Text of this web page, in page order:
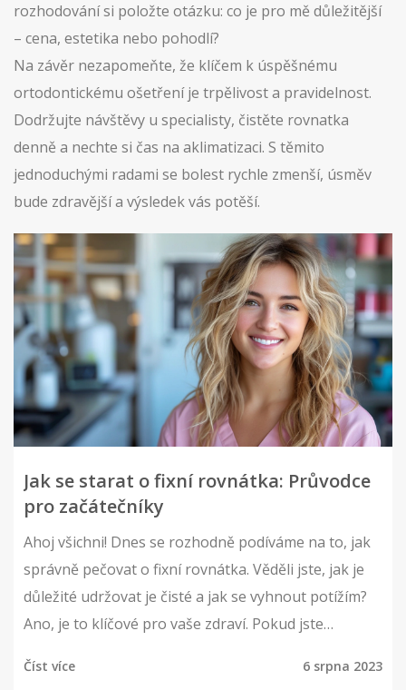
rozhodování si položte otázku: co je pro mě důležitější
– cena, estetika nebo pohodlí?
Na závěr nezapomeňte, že klíčem k úspěšnému
ortodontickému ošetření je trpělivost a pravidelnost.
Dodržujte návštěvy u specialisty, čistěte rovnatka
denně a nechte si čas na aklimatizaci. S těmito
jednoduchými radami se bolest rychle zmenší, úsměv
bude zdravější a výsledek vás potěší.
Jak se starat o fixní rovnátka: Průvodce
pro začátečníky
Ahoj všichni! Dnes se rozhodně podíváme na to, jak
správně pečovat o fixní rovnátka. Věděli jste, jak je
důležité udržovat je čisté a jak se vyhnout potížím?
Ano, je to klíčové pro vaše zdraví. Pokud jste
právě pro vás! V našem průvodci pro začátečníky
Číst více 6 srpna 2023